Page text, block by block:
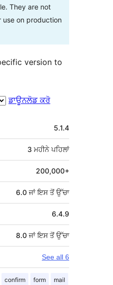
They are not
use on production
version to
ਡਾਊਨਲੋਡ ਕਰੋ
5.1.4
3 ਮਹੀਨੇਪਹਿਲਾਂ
200,000+
6.0 ਜਾਂ ਇਸ ਤੋਂ ਉੱਚਾ
6.4.9
8.0 ਜਾਂ ਇਸ ਤੋਂ ਉੱਚਾ
See all 6
confirm form mail